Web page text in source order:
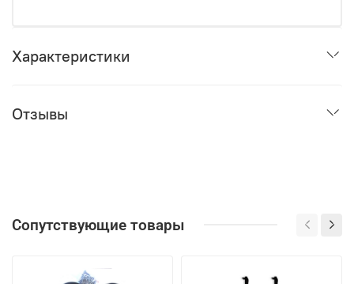
Характеристики
Отзывы
Сопутствующие товары